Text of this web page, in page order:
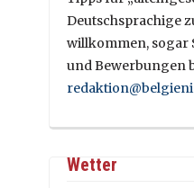
Deutschsprachige
willkommen, sogar
und Bewerbungen
Wetter